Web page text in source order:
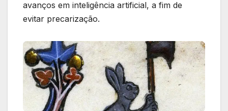
avanços em inteligência artificial, a fim de
evitar precarização.